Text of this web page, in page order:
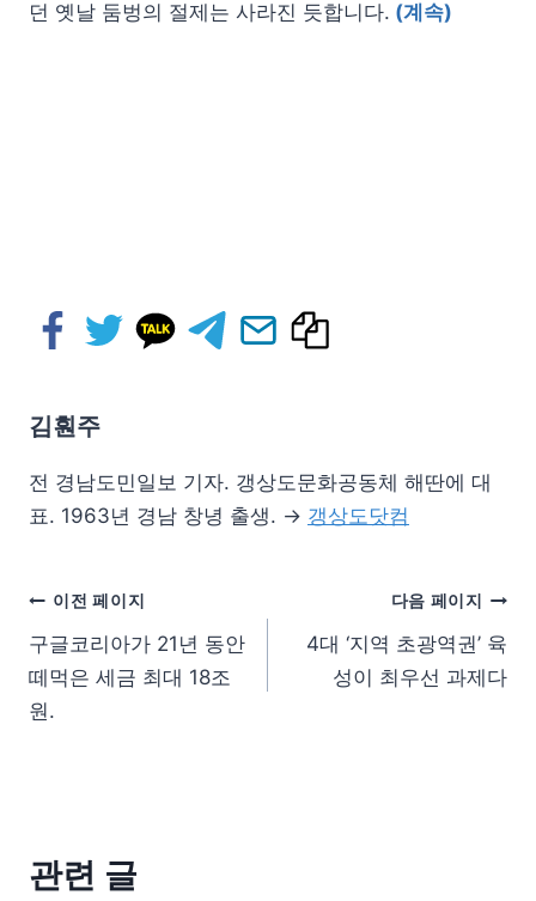
던 옛날 둠벙의 절제는 사라진 듯합니다. (계속)
김훤주
전 경남도민일보 기자. 갱상도문화공동체 해딴에 대
표. 1963년 경남 창녕 출생. → 갱상도닷컴
이전 페이지
구글코리아가 21년 동안
떼먹은 세금 최대 18조
원.
다음 페이지
4대 ‘지역 초광역권’ 육
성이 최우선 과제다
관련 글